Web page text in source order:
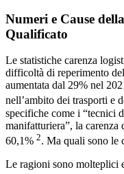
Numeri e Cause
Qualificato
Le statistiche carenza
difficoltà di reperimento
aumentata dal 29% nel
nell’ambito dei trasporti e
specifiche come i “tecnici
manifatturiera”, la carenza
60,1% 2. Ma quali sono le
Le ragioni sono molteplici